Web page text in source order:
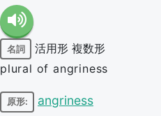
名詞 活用形 複数形
plural of angriness
原形: angriness